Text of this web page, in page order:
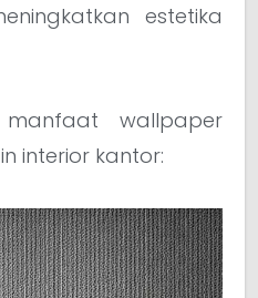
estetika
wallpaper
interior kantor: